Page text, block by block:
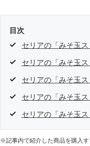
目次
セリアの「みそ玉
セリアの「みそ玉
セリアの「みそ玉
セリアの「みそ玉
セリアの「みそ玉
※記事内で紹介した商品を購入す